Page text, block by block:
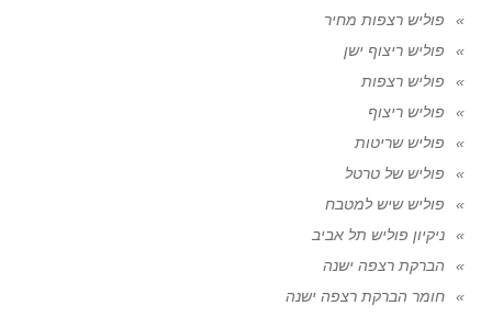
פוליש רצפות מחיר
פוליש ריצוף ישן
פוליש רצפות
פוליש ריצוף
פוליש שריטות
פוליש של טרטל
פוליש שיש למטבח
ניקיון פוליש תל אביב
הברקת רצפה ישנה
חומר הברקת רצפה ישנה